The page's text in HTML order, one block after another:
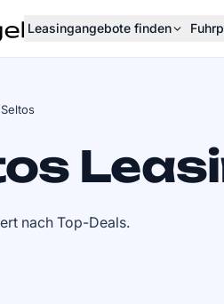
Leasingangebote finden
Seltos
nach Top-Deals.